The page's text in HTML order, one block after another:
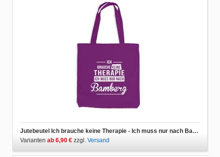
Jutebeutel Ich brauche keine Therapie - Ich muss nur nach Bamberg
Varianten ab 6,90 € zzgl. Versand